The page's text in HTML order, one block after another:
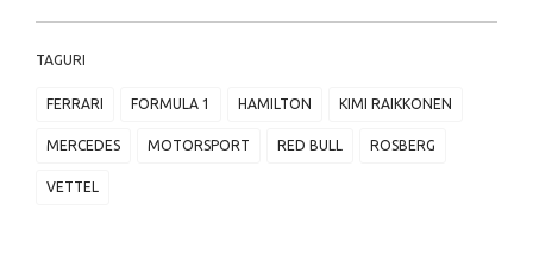
TAGURI
FERRARI FORMULA 1 HAMILTON KIMI RAIKKONEN
MERCEDES MOTORSPORT RED BULL ROSBERG
VETTEL